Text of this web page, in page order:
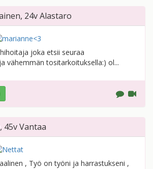
, 24vAlastaro
joka etsii seuraa
vähemmän tositarkoituksella:) ol...
, 45vVantaa
, Työ on työni ja harrastukseni ,